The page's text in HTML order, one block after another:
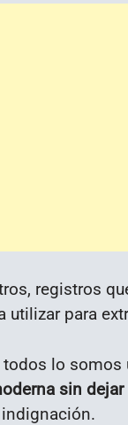
registros
utilizar para
todos lo somos
sin dejar